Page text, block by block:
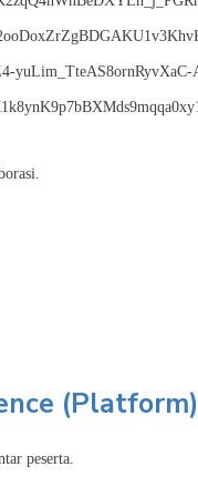
(Platform)
peserta.